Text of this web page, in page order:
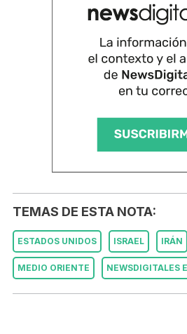
TEMAS DE ESTA NOTA:
ESTADOS UNIDOS ISRAEL IRÁN
MEDIO ORIENTE NEWSDIGITALES